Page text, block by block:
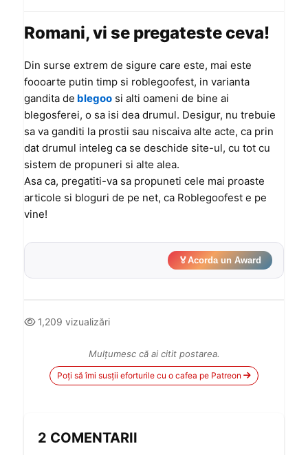
Romani, vi se pregateste ceva!
Din surse extrem de sigure care este, mai este
foooarte putin timp si roblegoofest, in varianta
gandita de blegoo si alti oameni de bine ai
blegosferei, o sa isi dea drumul. Desigur, nu trebuie
sa va ganditi la prostii sau niscaiva alte acte, ca prin
dat drumul inteleg ca se deschide site-ul, cu tot cu
sistem de propuneri si alte alea.
Asa ca, pregatiti-va sa propuneti cele mai proaste
articole si bloguri de pe net, ca Roblegoofest e pe
vine!
🏅Acorda un Award
1,209 vizualizări
Mulțumesc că ai citit postarea.
Poți să îmi susții eforturile cu o cafea pe Patreon
2 COMENTARII